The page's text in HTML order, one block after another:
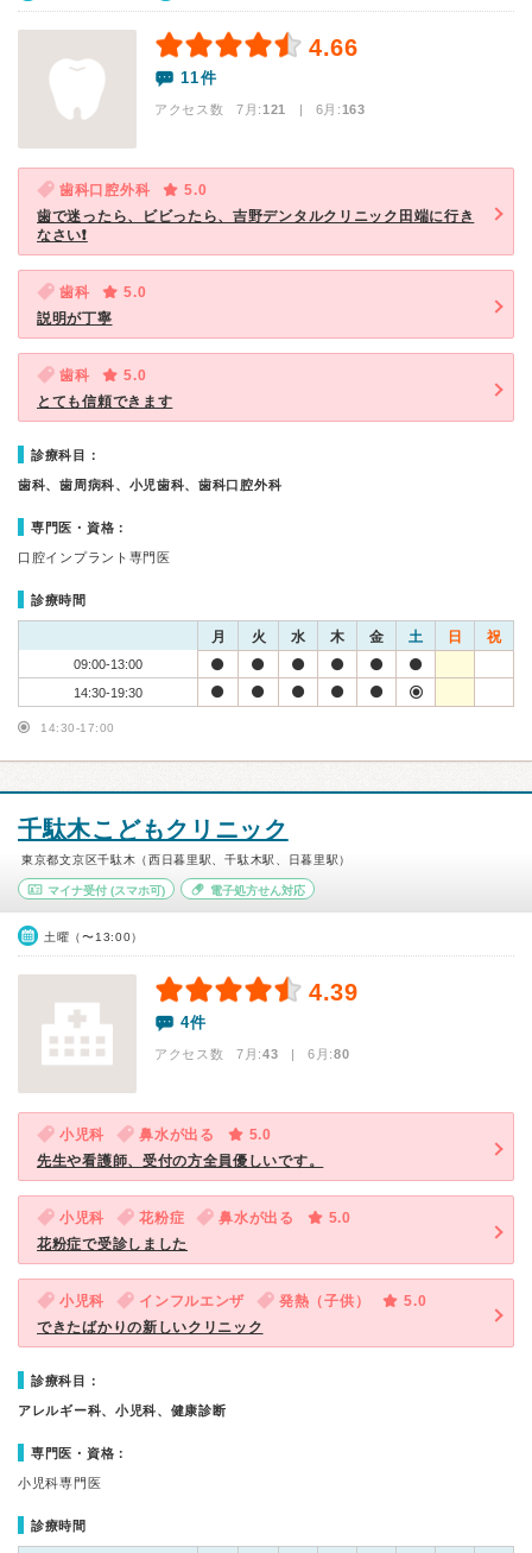
4.66
11件
アクセス数 7月:121 | 6月:163
歯科口腔外科
5.0
歯で迷ったら、ビビったら、吉野デンタルクリニック田端に行き
なさい❗️
歯科
5.0
説明が丁寧
歯科
5.0
とても信頼できます
診療科目：
歯科、歯周病科、小児歯科、歯科口腔外科
専門医・資格：
口腔インプラント専門医
診療時間
月 火 水 木 金 土 日 祝
09:00-13:00
14:30-19:30
14:30-17:00
千駄木こどもクリニック
東京都文京区千駄木（西日暮里駅、千駄木駅、日暮里駅）
マイナ受付 (スマホ可) 電子処方せん対応
土曜（〜13:00）
4.39
4件
アクセス数 7月:43 | 6月:80
小児科 鼻水が出る
5.0
先生や看護師、受付の方全員優しいです。
小児科 花粉症 鼻水が出る
5.0
花粉症で受診しました
小児科 インフルエンザ 発熱（子供）
5.0
できたばかりの新しいクリニック
診療科目：
アレルギー科、小児科、健康診断
専門医・資格：
小児科専門医
診療時間